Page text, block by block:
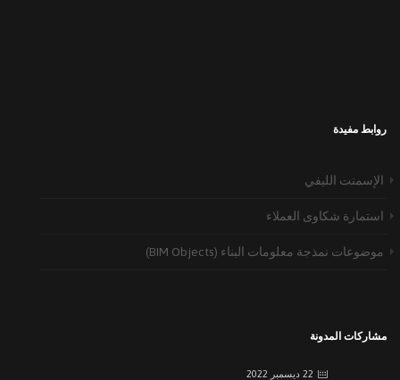
روابط مفيدة
الإسمنت الليفي
استمارة شكاوى العملاء
موضوعات نمذجة معلومات البناء (BIM Objects)
مشاركات المدونة
التشييد بين الشركات
زار وفد دولة قيرغيزستان المنطقة الصناعية المنظمة الثانية في
16 مارس 2020